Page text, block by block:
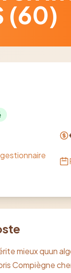
(60)
mieux quun
Compiègne